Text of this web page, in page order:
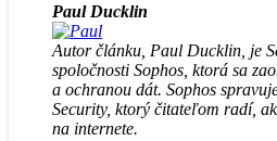
Paul Ducklin
Autor článku, Paul Ducklin, je
spoločnosti Sophos, ktorá sa
a ochranou dát. Sophos
Security, ktorý čitateľom radí,
na internete.